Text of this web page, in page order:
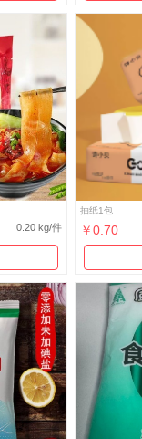
0.20 kg/件
抽纸1包
￥0.70